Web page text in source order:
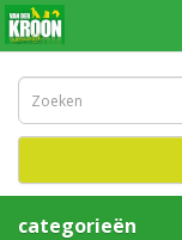
categorieën